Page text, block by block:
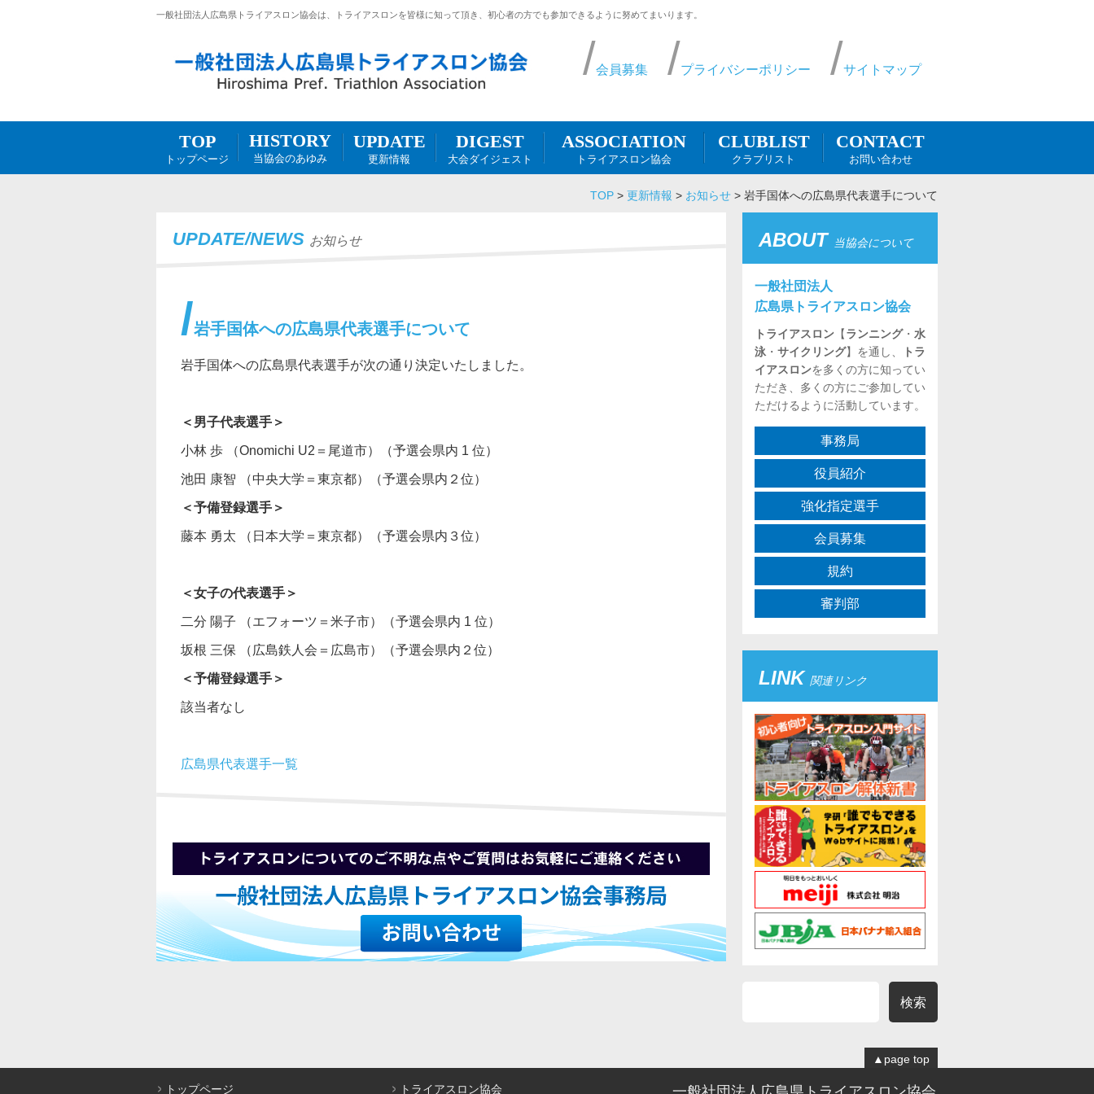
一般社団法人広島県トライアスロン協会は、トライアスロンを皆様に知って頂き、初心者の方でも参加できるように努めてまいります。
会員募集 プライバシーポリシー サイトマップ
TOP
トップページ
HISTORY
当協会のあゆみ
UPDATE
更新情報
DIGEST
大会ダイジェスト
ASSOCIATION
トライアスロン協会
CLUBLIST
クラブリスト
CONTACT
お問い合わせ
TOP > 更新情報 > お知らせ > 岩手国体への広島県代表選手について
UPDATE/NEWS お知らせ
岩手国体への広島県代表選手について
岩手国体への広島県代表選手が次の通り決定いたしました。
＜男子代表選手＞
小林 歩 （Onomichi U2＝尾道市）（予選会県内 1 位）
池田 康智 （中央大学＝東京都）（予選会県内２位）
＜予備登録選手＞
藤本 勇太 （日本大学＝東京都）（予選会県内３位）
＜女子の代表選手＞
二分 陽子 （エフォーツ＝米子市）（予選会県内 1 位）
坂根 三保 （広島鉄人会＝広島市）（予選会県内２位）
＜予備登録選手＞
該当者なし
広島県代表選手一覧
ABOUT 当協会について
一般社団法人
広島県トライアスロン協会
トライアスロン 【ランニング・ 水
泳 ・ サイクリング】を通し、
トラ
イアスロンを多くの方に知ってい
ただき、多くの方にご参加してい
ただけるように活動しています。
事務局
役員紹介
強化指定選手
会員募集
規約
審判部
LINK 関連リンク
▲ page top
トップページ トライアスロン協会